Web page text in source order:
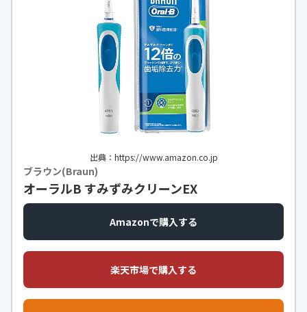
出典：https://www.amazon.co.jp
ブラウン(Braun)
オーラルB すみずみクリーンEX
Amazonで購入する
楽天市場で購入する